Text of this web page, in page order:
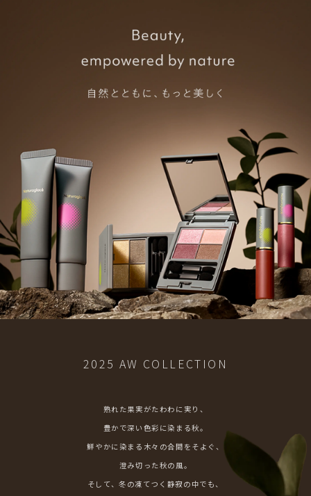
2025 AW COLLECTION
熟れた果実がたわわに実り、
豊かで深い色彩に染まる秋。
鮮やかに染まる木々の合間をそよぐ、
澄み切った秋の風。
そして、冬の凍てつく静寂の中でも、